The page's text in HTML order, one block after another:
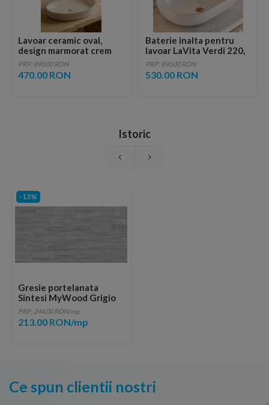
Lavoar ceramic oval,
design marmorat crem
lucios cu vene aurii,
ventil inclus
PRP: 890.00 RON
470.00 RON
Baterie inalta pentru
lavoar LaVita Verdi 220,
fara ventil, brushed
copper
PRP: 890.00 RON
530.00 RON
Istoric
-13%
Gresie portelanata
Sintesi MyWood Grigio
Rectificata 121x20
PRP: 244.00 RON/mp
213.00 RON/mp
Ce spun clientii nostri